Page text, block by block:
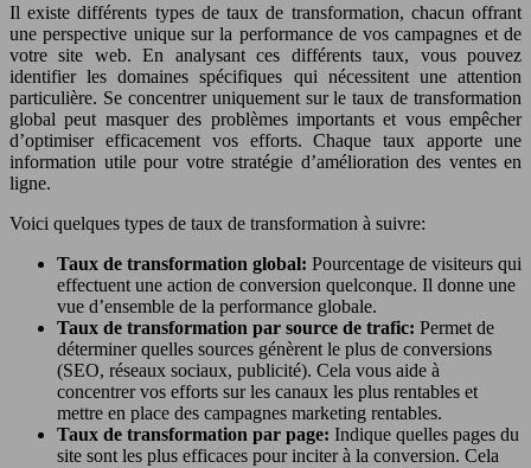
Il existe différents types de taux de transformation, chacun offrant
une perspective unique sur la performance de vos campagnes et de
votre site web. En analysant ces différents taux, vous pouvez
identifier les domaines spécifiques qui nécessitent une attention
particulière. Se concentrer uniquement sur le taux de transformation
global peut masquer des problèmes importants et vous empêcher
d’optimiser efficacement vos efforts. Chaque taux apporte une
information utile pour votre stratégie d’amélioration des ventes en
ligne.
Voici quelques types de taux de transformation à suivre:
Taux de transformation global: Pourcentage de visiteurs qui
effectuent une action de conversion quelconque. Il donne une
vue d’ensemble de la performance globale.
Taux de transformation par source de trafic: Permet de
déterminer quelles sources génèrent le plus de conversions
(SEO, réseaux sociaux, publicité). Cela vous aide à
concentrer vos efforts sur les canaux les plus rentables et
mettre en place des campagnes marketing rentables.
Taux de transformation par page: Indique quelles pages du
site sont les plus efficaces pour inciter à la conversion. Cela